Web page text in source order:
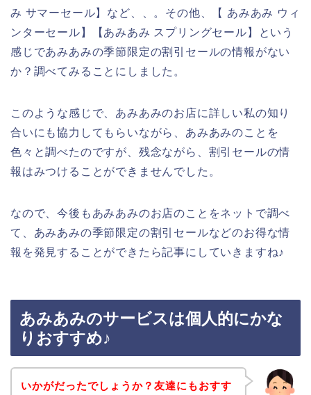
み サマーセール】など、、。その他、【 あみあみ ウィ
ンターセール】【あみあみ スプリングセール】という
感じであみあみの季節限定の割引セールの情報がない
か？調べてみることにしました。
このような感じで、あみあみのお店に詳しい私の知り
合いにも協力してもらいながら、あみあみのことを
色々と調べたのですが、残念ながら、割引セールの情
報はみつけることができませんでした。
なので、今後もあみあみのお店のことをネットで調べ
て、あみあみの季節限定の割引セールなどのお得な情
報を発見することができたら記事にしていきますね♪
あみあみのサービスは個人的にかな
りおすすめ♪
いかがだったでしょうか？友達にもおすす